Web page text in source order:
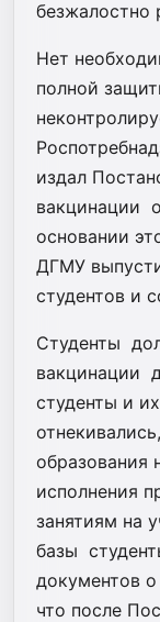
безжалостно
Нет
полной
издал
вакцинации
основании
ДГМУ
студентов и
Студенты
вакцинации
студенты и
образования
исполнения
занятиям на
базы
документов
что после